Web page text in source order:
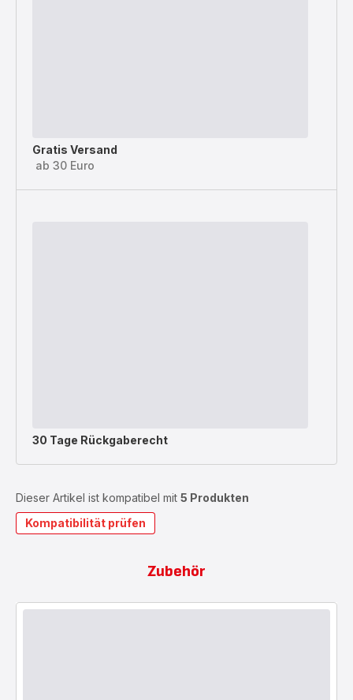
Gratis Versand
ab 30 Euro
30 Tage Rückgaberecht
Dieser Artikel ist kompatibel mit 5 Produkten
Kompatibilität prüfen
Zubehör